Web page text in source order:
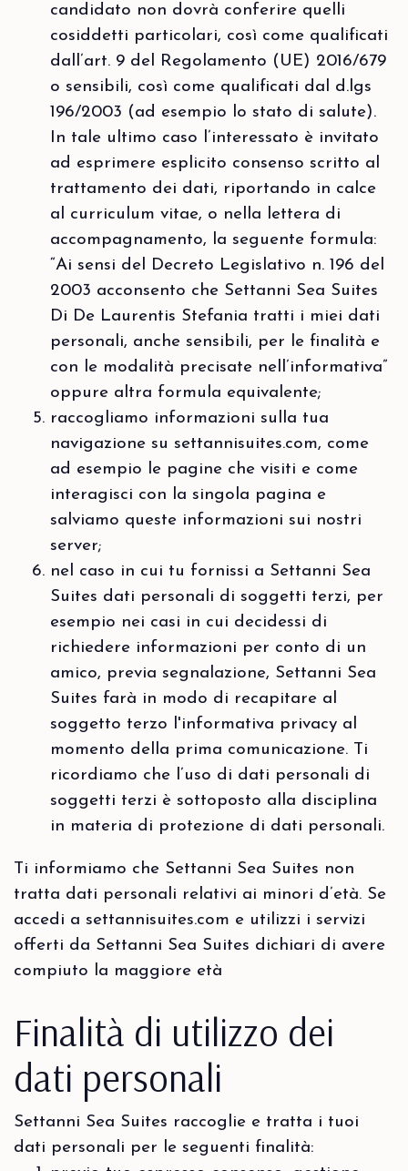
candidato non dovrà conferire quelli
cosiddetti particolari, così come qualificati
dall’art. 9 del Regolamento (UE) 2016/679
o sensibili, così come qualificati dal d.lgs
196/2003 (ad esempio lo stato di salute).
In tale ultimo caso l’interessato è invitato
ad esprimere esplicito consenso scritto al
trattamento dei dati, riportando in calce
al curriculum vitae, o nella lettera di
accompagnamento, la seguente formula:
“Ai sensi del Decreto Legislativo n. 196 del
2003 acconsento che Settanni Sea Suites
Di De Laurentis Stefania tratti i miei dati
personali, anche sensibili, per le finalità e
con le modalità precisate nell’informativa”
oppure altra formula equivalente;
raccogliamo informazioni sulla tua
navigazione su settannisuites.com, come
ad esempio le pagine che visiti e come
interagisci con la singola pagina e
salviamo queste informazioni sui nostri
server;
nel caso in cui tu fornissi a Settanni Sea
Suites dati personali di soggetti terzi, per
esempio nei casi in cui decidessi di
richiedere informazioni per conto di un
amico, previa segnalazione, Settanni Sea
Suites farà in modo di recapitare al
soggetto terzo l'informativa privacy al
momento della prima comunicazione. Ti
ricordiamo che l’uso di dati personali di
soggetti terzi è sottoposto alla disciplina
in materia di protezione di dati personali.
Ti informiamo che Settanni Sea Suites non
tratta dati personali relativi ai minori d’età. Se
accedi a settannisuites.com e utilizzi i servizi
offerti da Settanni Sea Suites dichiari di avere
compiuto la maggiore età
Finalità di utilizzo dei
dati personali
Settanni Sea Suites raccoglie e tratta i tuoi
dati personali per le seguenti finalità: